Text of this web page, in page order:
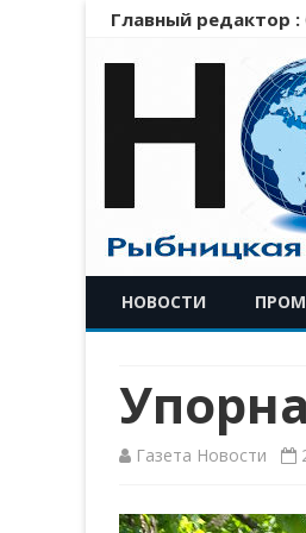
Главный редактор :
НОВОСТИ
Газета Новости